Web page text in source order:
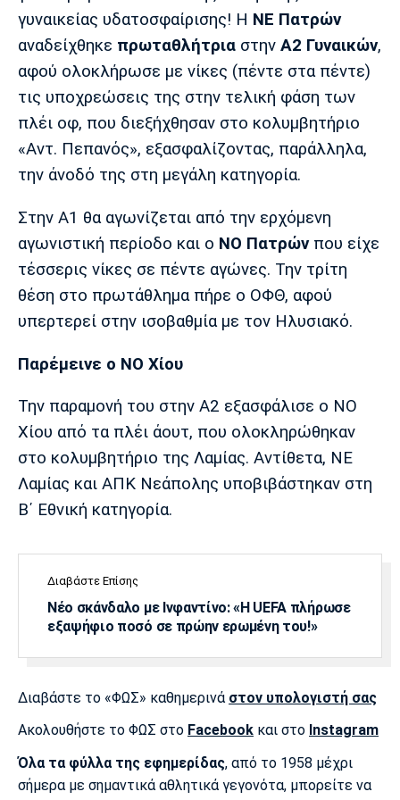
Πολιτισμός
Τραγούδια
Cine Spot
Running
Media
Παρασκήνιο
Πρόγραμμα TV
Ιωνικός Κηφισιά Πανσερραϊκός
Μαδρίτης
Μαδρίτης
Μάντσεστερ
Γιουνάιτεντ
Τσέλσι Άρσεναλ
Λίβερπουλ
Μάντσεστερ
Γιουβέντους
Ίντερ
Μπορούσια
Ντόρτμουντ
Παρί Σεν
Ζερμέν
Μαρσέιγ
Αστέρας
γυναικείας υδατοσφαίρισης! Η ΝΕ Πατρών
αναδείχθηκε πρωταθλήτρια στην Α2 Γυναικών,
αφού ολοκλήρωσε με νίκες (πέντε στα πέντε)
τις υποχρεώσεις της στην τελική φάση των
πλέι οφ, που διεξήχθησαν στο κολυμβητήριο
«Αντ. Πεπανός», εξασφαλίζοντας, παράλληλα,
την άνοδό της στη μεγάλη κατηγορία.
Στην Α1 θα αγωνίζεται από την ερχόμενη
αγωνιστική περίοδο και ο ΝΟ Πατρώνπου είχε
τέσσερις νίκες σε πέντε αγώνες. Την τρίτη
θέση στο πρωτάθλημα πήρε ο ΟΦΘ, αφού
υπερτερεί στην ισοβαθμία με τον Ηλυσιακό.
Παρέμεινε ο ΝΟ Χίου
Την παραμονή του στην Α2 εξασφάλισε ο ΝΟ
Χίου από τα πλέι άουτ, που ολοκληρώθηκαν
στο κολυμβητήριο της Λαμίας. Αντίθετα, ΝΕ
Λαμίας και ΑΠΚ Νεάπολης υποβιβάστηκαν στη
Β΄ Εθνική κατηγορία.
Διαβάστε Επίσης
Νέο σκάνδαλο με Ινφαντίνο: «Η UEFA πλήρωσε
εξαψήφιο ποσό σε πρώην ερωμένη του!»
Διαβάστε το «ΦΩΣ» καθημερινά στον υπολογιστή σας
Ακολουθήστε το ΦΩΣ στο Facebook και στο Instagram
Όλα τα φύλλα της εφημερίδας, από το 1958 μέχρι
σήμερα με σημαντικά αθλητικά γεγονότα, μπορείτε να